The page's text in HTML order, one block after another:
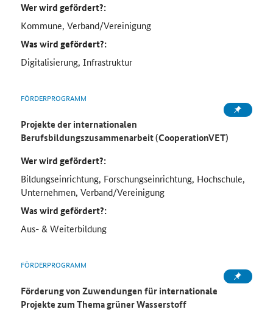
Wer wird gefördert?:
Kommune, Verband/Vereinigung
Was wird gefördert?:
Digitalisierung, Infrastruktur
FÖRDERPROGRAMM
Projekte der internationalen
Berufsbildungszusammenarbeit (CooperationVET)
Wer wird gefördert?:
Bildungseinrichtung, Forschungseinrichtung, Hochschule,
Unternehmen, Verband/Vereinigung
Was wird gefördert?:
Aus- & Weiterbildung
FÖRDERPROGRAMM
Förderung von Zuwendungen für internationale
Projekte zum Thema grüner Wasserstoff